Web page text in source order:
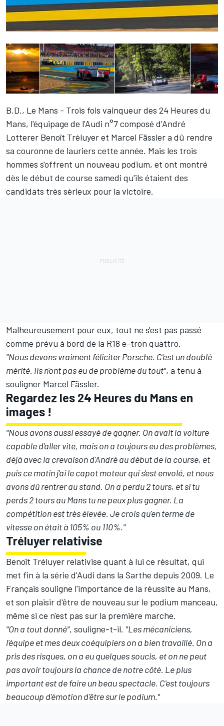
B.D., Le Mans - Trois fois vainqueur des 24 Heures du
Mans, l'équipage de l'Audi n°7 composé d'André
Lotterer Benoît Tréluyer et Marcel Fässler a dû rendre
sa couronne de lauriers cette année. Mais les trois
hommes s'offrent un nouveau podium, et ont montré
dès le début de course samedi qu'ils étaient des
candidats très sérieux pour la victoire.
Malheureusement pour eux, tout ne s'est pas passé
comme prévu à bord de la R18 e-tron quattro.
"Nous devons vraiment féliciter Porsche. C'est un doublé
mérité. Ils n'ont pas eu de problème du tout", a tenu à
souligner Marcel Fässler.
Regardez les 24 Heures du Mans en
images !
"Nous avons aussi essayé de gagner. On avait la voiture
capable d'aller vite, mais on a toujours eu des problèmes,
déjà avec la crevaison d'André au début de la course, et
puis ce matin j'ai le capot moteur qui s'est envolé, et nous
avons dû rentrer au stand. On a perdu 2 tours, et si tu
perds 2 tours au Mans tu ne peux plus gagner. La
compétition est très élevée. Je crois qu'en terme de
vitesse on était à 105% ou 110%."
Tréluyer relativise
Benoît Tréluyer relativise quant à lui ce résultat, qui
met fin à la série d'Audi dans la Sarthe depuis 2009. Le
Français souligne l'importance de la réussite au Mans,
et son plaisir d'être de nouveau sur le podium manceau,
même si ce n'est pas sur la première marche.
"On a tout donné", souligne-t-il. "Les mécaniciens,
l'équipe et mes deux coéquipiers on a bien travaillé. On a
pris des risques, on a eu quelques soucis, et on ne peut
pas avoir toujours la chance de notre côté. Le plus
important est de faire un beau spectacle. C'est toujours
beaucoup d'émotion d'être sur le podium."